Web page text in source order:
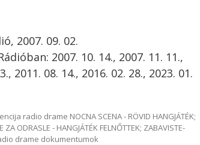
2007. 09. 02.
2007. 10. 14., 2007. 11. 11.,
2011. 08. 14., 2016. 02. 28., 2023. 01.
radio drame NOCNA SCENA - RÖVID HANGJÁTÉK;
ZA ODRASLE - HANGJÁTÉK FELNŐTTEK; ZABAVISTE-
drame dokumentumok